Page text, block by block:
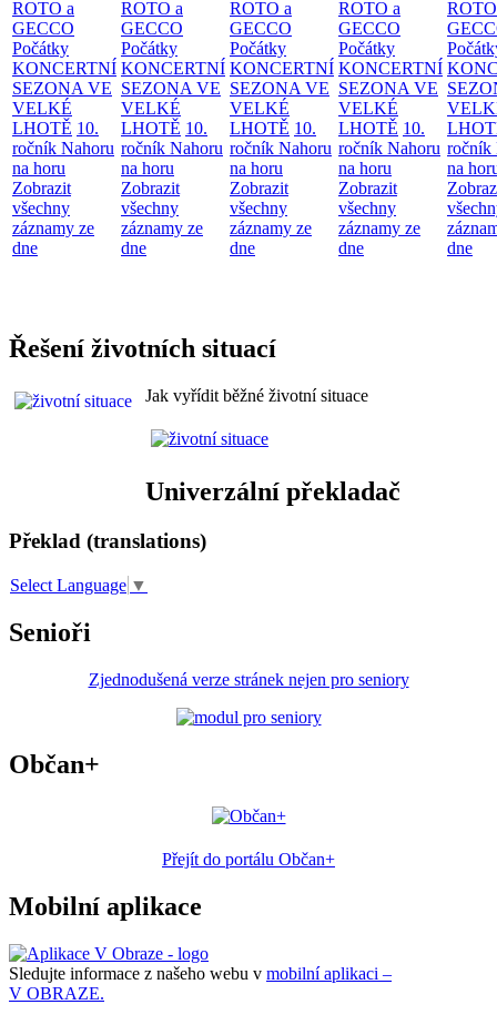
ROTO a
GECCO
Počátky
KONCERTNÍ
SEZONA VE
VELKÉ
LHOTĚ 10.
ročník Nahoru
na horu
Zobrazit
všechny
záznamy ze
dne
ROTO a
GECCO
Počátky
KONCERTNÍ
SEZONA VE
VELKÉ
LHOTĚ 10.
ročník Nahoru
na horu
Zobrazit
všechny
záznamy ze
dne
ROTO a
GECCO
Počátky
KONCERTNÍ
SEZONA VE
VELKÉ
LHOTĚ 10.
ročník Nahoru
na horu
Zobrazit
všechny
záznamy ze
dne
ROTO a
GECCO
Počátky
KONCERTNÍ
SEZONA VE
VELKÉ
LHOTĚ 10.
ročník Nahoru
na horu
Zobrazit
všechny
záznamy ze
dne
ročník
na
dne
Řešení životních situací
Jak vyřídit běžné životní situace
Univerzální překladač
Překlad (translations)
Select Language ▼
Senioři
Zjednodušená verze stránek nejen pro seniory
Občan+
Přejít do portálu Občan+
Mobilní aplikace
Sledujte informace z našeho webu v mobilní aplikaci –
V OBRAZE.